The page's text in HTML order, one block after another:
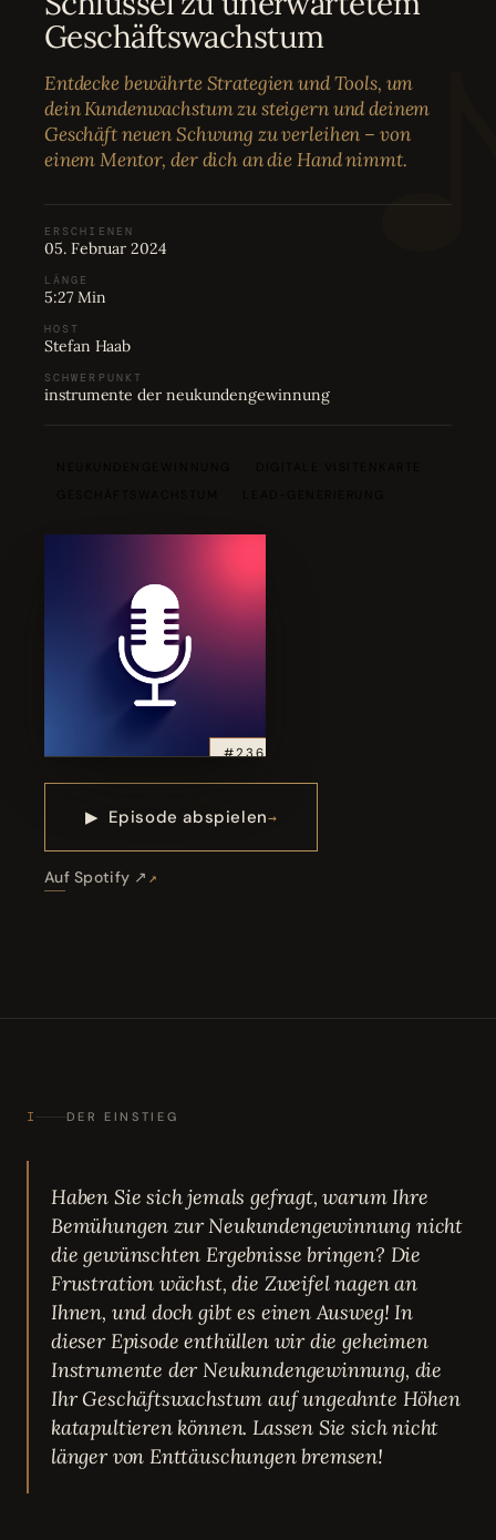
04 Bewertungen
05 Karriere
06 Partnerprogramm
Geschäftswachstum
Entdecke bewährte Strategien und Tools, um
dein Kundenwachstum zu steigern und deinem
Geschäft neuen Schwung zu verleihen – von
einem Mentor, der dich an die Hand nimmt.
ERSCHIENEN
05. Februar 2024
LÄNGE
5:27 Min
HOST
Stefan Haab
SCHWERPUNKT
instrumente der neukundengewinnung
#236
▶ Episode abspielen
Auf Spotify ↗
I DER EINSTIEG
Haben Sie sich jemals gefragt, warum Ihre
Bemühungen zur Neukundengewinnung nicht
die gewünschten Ergebnisse bringen? Die
Frustration wächst, die Zweifel nagen an
Ihnen, und doch gibt es einen Ausweg! In
dieser Episode enthüllen wir die geheimen
Instrumente der Neukundengewinnung, die
Ihr Geschäftswachstum auf ungeahnte Höhen
katapultieren können. Lassen Sie sich nicht
länger von Enttäuschungen bremsen!